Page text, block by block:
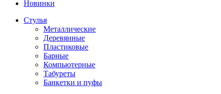
Новинки
Стулья
Металлические
Деревянные
Пластиковые
Барные
Компьютерные
Табуреты
Банкетки и пуфы